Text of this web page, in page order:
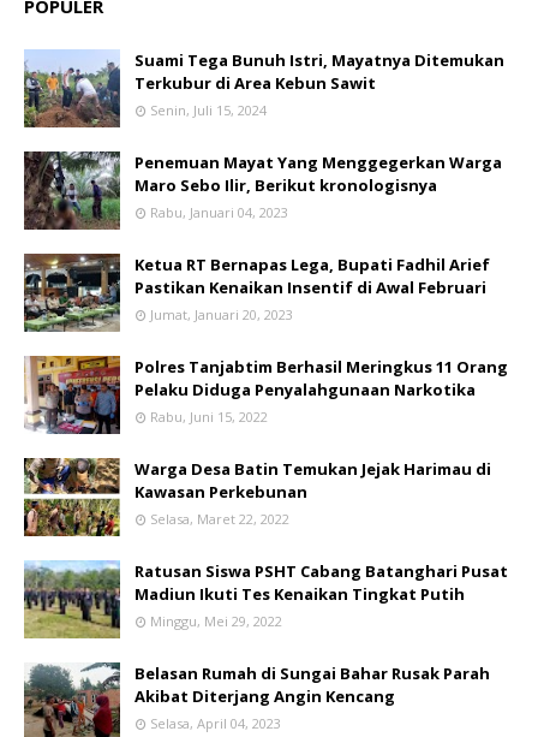
POPULER
Suami Tega Bunuh Istri, Mayatnya Ditemukan
Terkubur di Area Kebun Sawit
Senin, Juli 15, 2024
Penemuan Mayat Yang Menggegerkan Warga
Maro Sebo Ilir, Berikut kronologisnya
Rabu, Januari 04, 2023
Ketua RT Bernapas Lega, Bupati Fadhil Arief
Pastikan Kenaikan Insentif di Awal Februari
Jumat, Januari 20, 2023
Polres Tanjabtim Berhasil Meringkus 11 Orang
Pelaku Diduga Penyalahgunaan Narkotika
Rabu, Juni 15, 2022
Warga Desa Batin Temukan Jejak Harimau di
Kawasan Perkebunan
Selasa, Maret 22, 2022
Ratusan Siswa PSHT Cabang Batanghari Pusat
Madiun Ikuti Tes Kenaikan Tingkat Putih
Minggu, Mei 29, 2022
Belasan Rumah di Sungai Bahar Rusak Parah
Akibat Diterjang Angin Kencang
Selasa, April 04, 2023